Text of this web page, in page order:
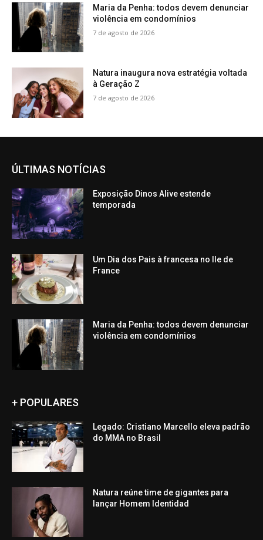
Maria da Penha: todos devem denunciar
violência em condomínios
7 de agosto de 2026
Natura inaugura nova estratégia voltada
à Geração Z
7 de agosto de 2026
ÚLTIMAS NOTÍCIAS
Exposição Dinos Alive estende
temporada
Um Dia dos Pais à francesa no Ile de
France
Maria da Penha: todos devem denunciar
violência em condomínios
+ POPULARES
Legado: Cristiano Marcello eleva padrão
do MMA no Brasil
Natura reúne time de gigantes para
lançar Homem Identidad